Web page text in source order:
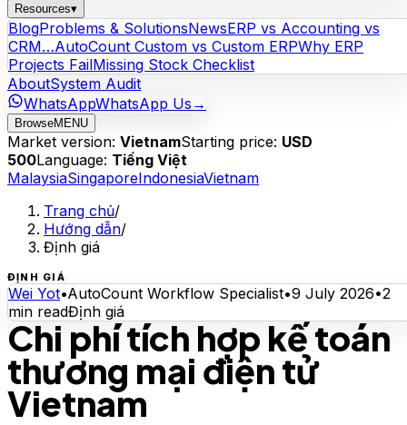
Resources▾
BlogProblems & SolutionsNewsERP vs Accounting vs
CRM…AutoCount Custom vs Custom ERPWhy ERP
Projects FailMissing Stock Checklist
AboutSystem Audit
WhatsAppWhatsApp Us →
BrowseMENU
Market version: VietnamStarting price: USD
500Language: Tiếng Việt
MalaysiaSingaporeIndonesiaVietnam
Trang chủ/
Hướng dẫn/
Định giá
ĐỊNH GIÁ
Wei Yot•AutoCount Workflow Specialist•9 July 2026•2
min readĐịnh giá
Chi phí tích hợp kế toán
thương mại điện tử
Vietnam